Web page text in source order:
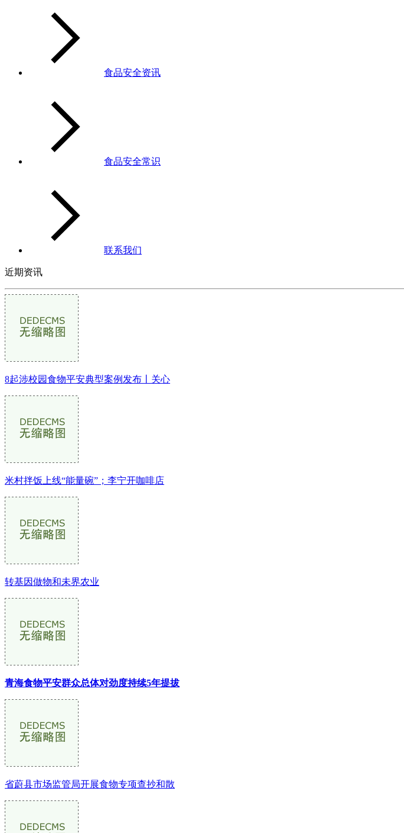
食品安全资讯
食品安全常识
联系我们
近期资讯
8起涉校园食物平安典型案例发布丨关心
米村拌饭上线“能量碗”；李宁开咖啡店
转基因做物和未界农业
青海食物平安群众总体对劲度持续5年提拔
省蔚县市场监管局开展食物专项查抄和散